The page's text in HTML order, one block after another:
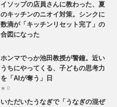
イソップの店員さんに教わった、夏
のキッチンのニオイ対策。シンクに
数滴が「キッチンリセット完了」の
合図になった
ホンマでっか池田教授が警鐘。近い
うちにやってくる、子どもの思考力
を「AIが奪う」日
★ 0
いただいたうなぎで「うなぎの混ぜ